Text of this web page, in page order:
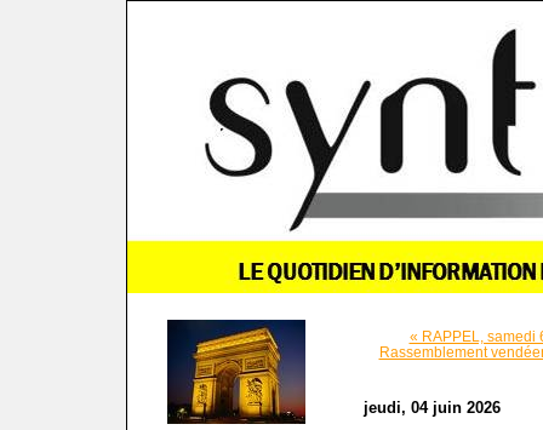
« RAPPEL, samedi
Rassemblement
jeudi, 04 juin 2026